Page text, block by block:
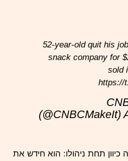
52-year-old quit his
snack company for
sold
https://
—
(@CNBCMakeIt)
תחת ניהולו: הוא חידש את